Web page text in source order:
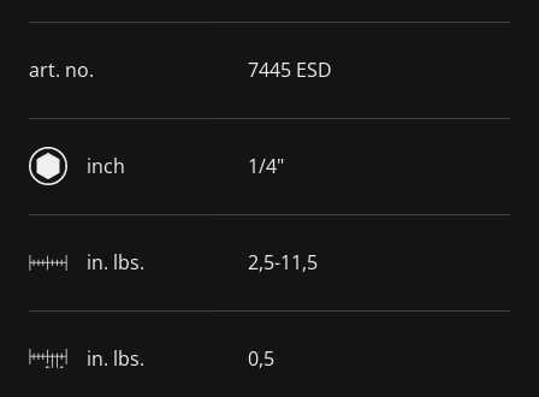
art. no. 7445 ESD
inch 1/4"
in. lbs. 2,5-11,5
in. lbs. 0,5